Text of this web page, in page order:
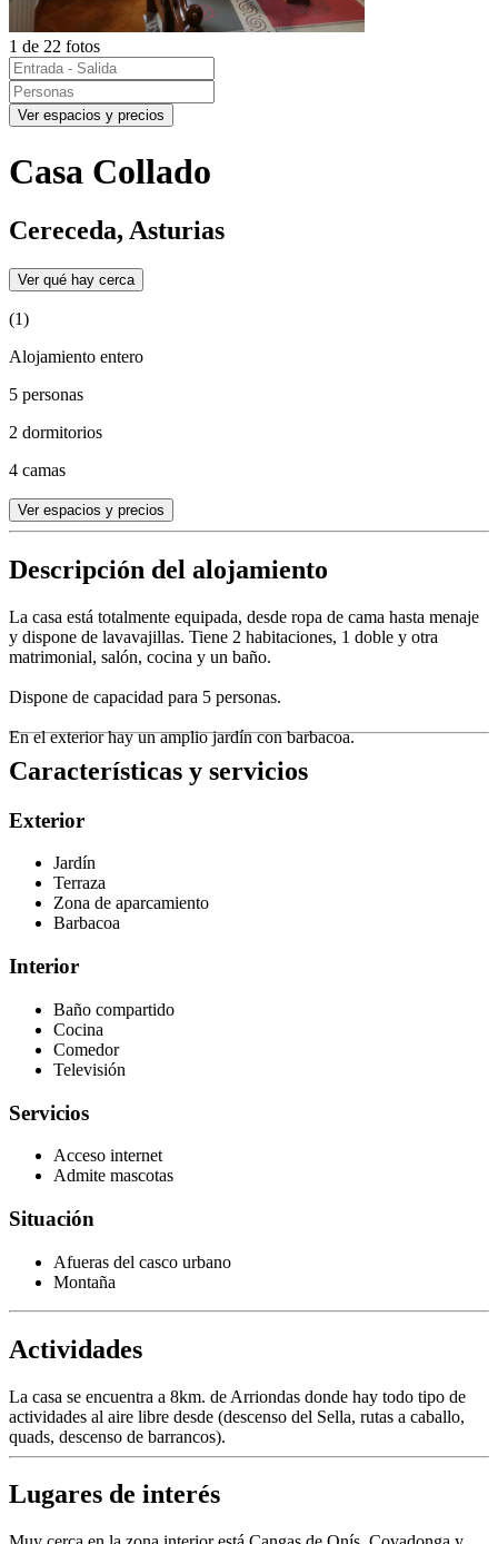
1 de 22 fotos
Ver espacios y precios
Casa Collado
Cereceda, Asturias
Ver qué hay cerca
(1)
Alojamiento entero
5 personas
2 dormitorios
4 camas
Ver espacios y precios
Descripción del alojamiento
La casa está totalmente equipada, desde ropa de cama hasta menaje
y dispone de lavavajillas. Tiene 2 habitaciones, 1 doble y otra
matrimonial, salón, cocina y un baño.
Dispone de capacidad para 5 personas.
En el exterior hay un amplio jardín con barbacoa.
Características y servicios
Exterior
Jardín
Terraza
Zona de aparcamiento
Barbacoa
Interior
Baño compartido
Cocina
Comedor
Televisión
Servicios
Acceso internet
Admite mascotas
Situación
Afueras del casco urbano
Montaña
Actividades
La casa se encuentra a 8km. de Arriondas donde hay todo tipo de
actividades al aire libre desde (descenso del Sella, rutas a caballo,
quads, descenso de barrancos).
Lugares de interés